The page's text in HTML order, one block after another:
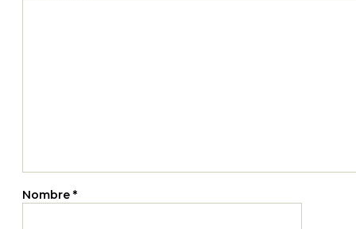
Nombre *